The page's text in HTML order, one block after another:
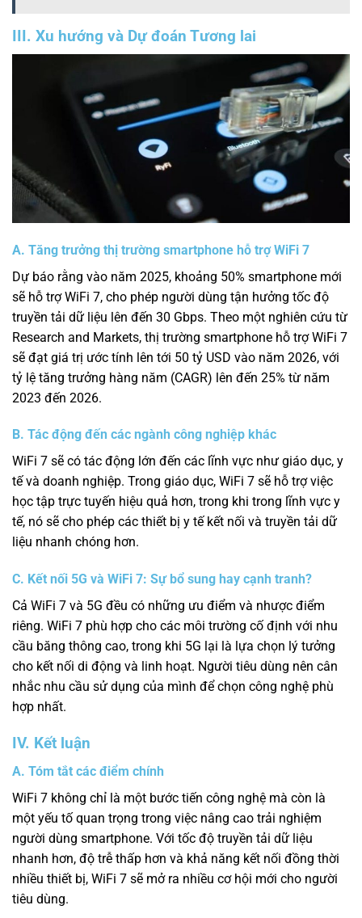
III. Xu hướng và Dự đoán Tương lai
A. Tăng trưởng thị trường smartphone hỗ trợ WiFi 7
Dự báo rằng vào năm 2025, khoảng 50% smartphone mới
sẽ hỗ trợ WiFi 7, cho phép người dùng tận hưởng tốc độ
truyền tải dữ liệu lên đến 30 Gbps. Theo một nghiên cứu từ
Research and Markets, thị trường smartphone hỗ trợ WiFi 7
sẽ đạt giá trị ước tính lên tới 50 tỷ USD vào năm 2026, với
tỷ lệ tăng trưởng hàng năm (CAGR) lên đến 25% từ năm
2023 đến 2026.
B. Tác động đến các ngành công nghiệp khác
WiFi 7 sẽ có tác động lớn đến các lĩnh vực như giáo dục, y
tế và doanh nghiệp. Trong giáo dục, WiFi 7 sẽ hỗ trợ việc
học tập trực tuyến hiệu quả hơn, trong khi trong lĩnh vực y
tế, nó sẽ cho phép các thiết bị y tế kết nối và truyền tải dữ
liệu nhanh chóng hơn.
C. Kết nối 5G và WiFi 7: Sự bổ sung hay cạnh tranh?
Cả WiFi 7 và 5G đều có những ưu điểm và nhược điểm
riêng. WiFi 7 phù hợp cho các môi trường cố định với nhu
cầu băng thông cao, trong khi 5G lại là lựa chọn lý tưởng
cho kết nối di động và linh hoạt. Người tiêu dùng nên cân
nhắc nhu cầu sử dụng của mình để chọn công nghệ phù
hợp nhất.
IV. Kết luận
A. Tóm tắt các điểm chính
WiFi 7 không chỉ là một bước tiến công nghệ mà còn là
một yếu tố quan trọng trong việc nâng cao trải nghiệm
người dùng smartphone. Với tốc độ truyền tải dữ liệu
nhanh hơn, độ trễ thấp hơn và khả năng kết nối đồng thời
nhiều thiết bị, WiFi 7 sẽ mở ra nhiều cơ hội mới cho người
tiêu dùng.